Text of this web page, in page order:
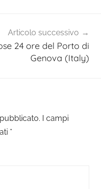
Articolo successivo
24 ore del Porto di
Genova (Italy)
I campi
*